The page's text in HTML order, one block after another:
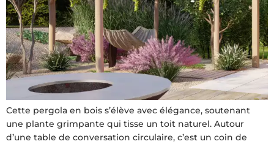
Cette pergola en bois s’élève avec élégance, soutenant
une plante grimpante qui tisse un toit naturel. Autour
d’une table de conversation circulaire, c’est un coin de